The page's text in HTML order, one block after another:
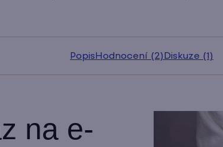
PopisHodnocení (2)Diskuze (1)
na e-